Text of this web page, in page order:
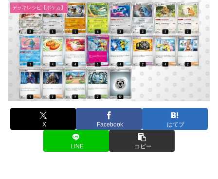
デッキレシピ【ポケカ】
X Facebook はてブ
LINE コピー